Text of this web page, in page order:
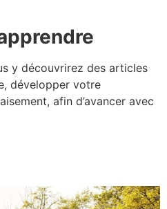
y découvrirez des articles
développer votre
afin d’avancer avec